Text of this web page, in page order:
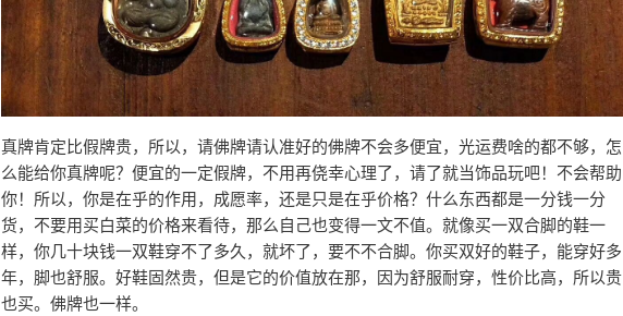
真牌肯定比假牌贵，所以，请佛牌请认准好的佛牌不会多便宜，光运费啥的都不够，怎
么能给你真牌呢？便宜的一定假牌，不用再侥幸心理了，请了就当饰品玩吧！不会帮助
你！所以，你是在乎的作用，成愿率，还是只是在乎价格？什么东西都是一分钱一分
货，不要用买白菜的价格来看待，那么自己也变得一文不值。就像买一双合脚的鞋一
样，你几十块钱一双鞋穿不了多久，就坏了，要不不合脚。你买双好的鞋子，能穿好多
年，脚也舒服。好鞋固然贵，但是它的价值放在那，因为舒服耐穿，性价比高，所以贵
也买。佛牌也一样。